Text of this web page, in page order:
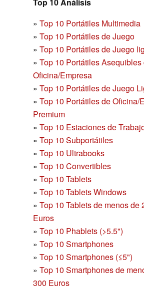
» Top 10 Portátiles Multimedia
» Top 10 Portátiles de Juego
» Top 10 Portátiles de Juego
» Top 10 Portátiles Asequibles
Oficina/Empresa
» Top 10 Portátiles de Juego
» Top 10 Portátiles de Oficina/
Premium
» Top 10 Estaciones de
» Top 10 Subportátiles
» Top 10 Ultrabooks
» Top 10 Convertibles
» Top 10 Tablets
» Top 10 Tablets Windows
» Top 10 Tablets de menos de
Euros
» Top 10 Phablets (>5.5")
» Top 10 Smartphones
» Top 10 Smartphones (≤5")
» Top 10 Smartphones de
300 Euros